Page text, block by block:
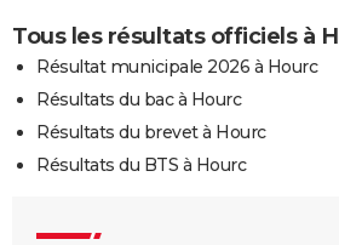
Tous les résultats officiels à
Résultat municipale 2026 à Hourc
Résultats du bac à Hourc
Résultats du brevet à Hourc
Résultats du BTS à Hourc